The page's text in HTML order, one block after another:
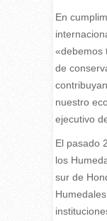
En
«debemos
de
nuestro
ejecutivo
El pasado
los
sur de